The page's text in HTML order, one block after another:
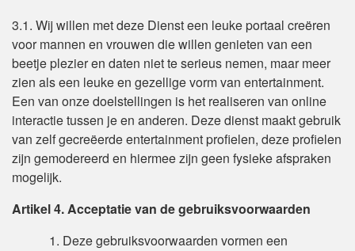
3.1. Wij willen met deze Dienst een leuke portaal creëren
voor mannen en vrouwen die willen genieten van een
beetje plezier en daten niet te serieus nemen, maar meer
zien als een leuke en gezellige vorm van entertainment.
Een van onze doelstellingen is het realiseren van online
interactie tussen je en anderen. Deze dienst maakt gebruik
van zelf gecreëerde entertainment profielen, deze profielen
zijn gemodereerd en hiermee zijn geen fysieke afspraken
mogelijk.
Artikel 4. Acceptatie van de gebruiksvoorwaarden
Deze gebruiksvoorwaarden vormen een